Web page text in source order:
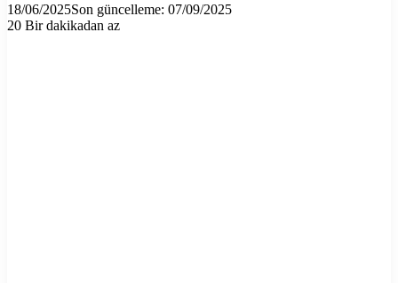
18/06/2025Son güncelleme: 07/09/2025
20 Bir dakikadan az